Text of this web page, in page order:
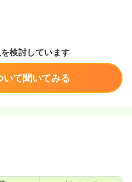
検討しています
て聞いてみる